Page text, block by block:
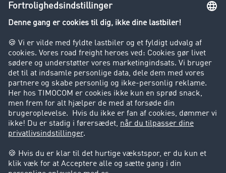
Kunder hverver kunder
Success Stories
Support
Support
Juridiske forhold
Kolofon